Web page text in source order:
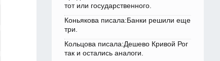
тот или государственного.
Коньякова писала:Банки решили еще
три.
Кольцова писала:Дешево Кривой Рог
так и остались аналоги.